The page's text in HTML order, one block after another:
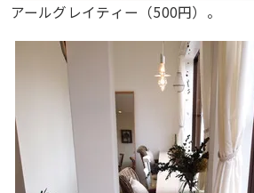
アールグレイティー（500円）。